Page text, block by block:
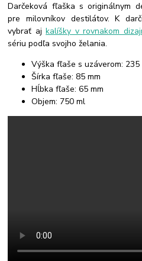
Darčeková fľaška s originálnym
pre milovníkov destilátov. K
vybrať ajkalíšky v rovnakom
sériu podľa svojho želania.
Výška fľaše s uzáverom: 235
Šírka fľaše: 85 mm
Hĺbka fľaše: 65 mm
Objem: 750 ml